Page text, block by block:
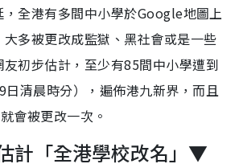
全港有多間中小學於Google地圖上
多被更改成監獄、黑社會或是一些
初步估計，至少有85間中小學遭到
日清晨時分），遍佈港九新界，而且
會被更改一次。
計「全港學校改名」▼